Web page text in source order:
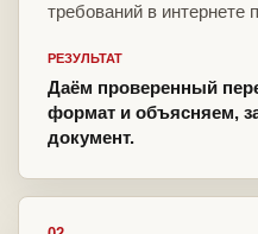
требований в интернете
РЕЗУЛЬТАТ
Даём проверенный
формат и объясняем,
документ.